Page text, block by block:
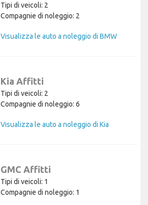
Tipi di veicoli: 2
Compagnie di noleggio: 2
Visualizza le auto a noleggio di BMW
Kia Affitti
Tipi di veicoli: 2
Compagnie di noleggio: 6
Visualizza le auto a noleggio di Kia
GMC Affitti
Tipi di veicoli: 1
Compagnie di noleggio: 1